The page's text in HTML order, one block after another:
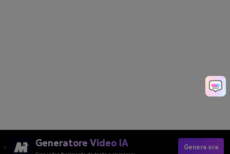
Generatore Video IA Genera ora